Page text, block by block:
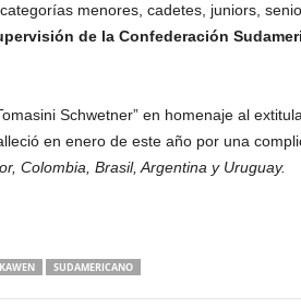
menores, cadetes, juniors,
de la Confederación
Schwetner” en homenaje al
en enero de este año por una
Colombia, Brasil, Argentina y Uruguay.
SUDAMERICANO